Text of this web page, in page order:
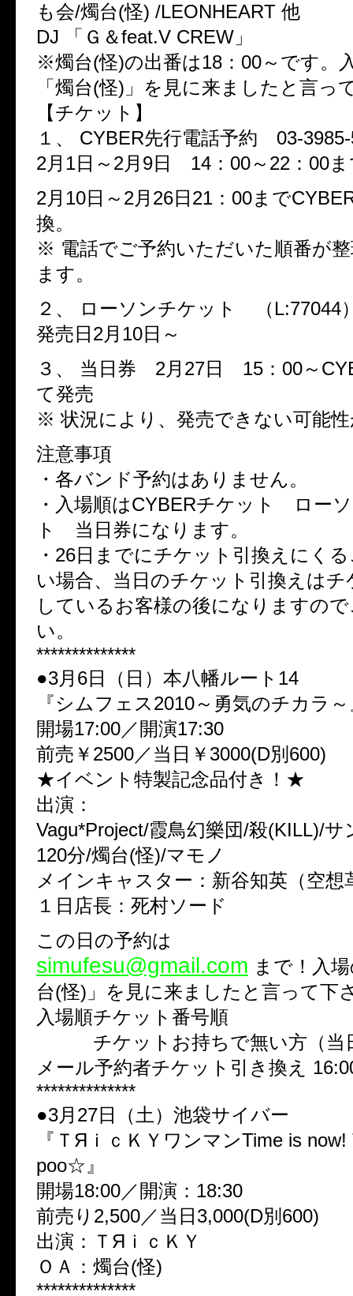
も会/燭台(怪) /LEONHEART 他
DJ 「Ｇ＆feat.V CREW」
※燭台(怪)の出番は18：00～です。
「燭台(怪)」を見に来ましたと言っ
【チケット】
１、 CYBER先行電話予約 03-
2月1日～2月9日 14：00～22：00
2月10日～2月26日21：00まで
換。
※ 電話でご予約いただいた順番が
ます。
２、 ローソンチケット （L:77044
発売日2月10日～
３、 当日券 2月27日 15：00～
て発売
※ 状況により、発売できない可能
注意事項
・各バンド予約はありません。
・入場順はCYBERチケット ロー
ト 当日券になります。
・26日までにチケット引換えにく
い場合、当日のチケット引換えは
しているお客様の後になりますの
い。
**************
●3月6日（日）本八幡ルート14
『シムフェス2010～勇気のチカラ
開場17:00／開演17:30
前売￥2500／当日￥3000(D別600)
★イベント特製記念品付き！★
出演：
Vagu*Project/霞鳥幻樂団/殺(KILL)/
120分/燭台(怪)/マモノ
メインキャスター：新谷知英（空想
１日店長：死村ソード
この日の予約は
simufesu@gmail.com まで！入
台(怪)」を見に来ましたと言って下
入場順チケット番号順
チケットお持ちで無い方（当
メール予約者チケット引き換え
**************
●3月27日（土）池袋サイバー
『ＴЯｉｃＫＹワンマンTime is
poo☆』
開場18:00／開演：18:30
前売り2,500／当日3,000(D別600)
出演：ＴЯｉｃＫＹ
ＯＡ：燭台(怪)
**************